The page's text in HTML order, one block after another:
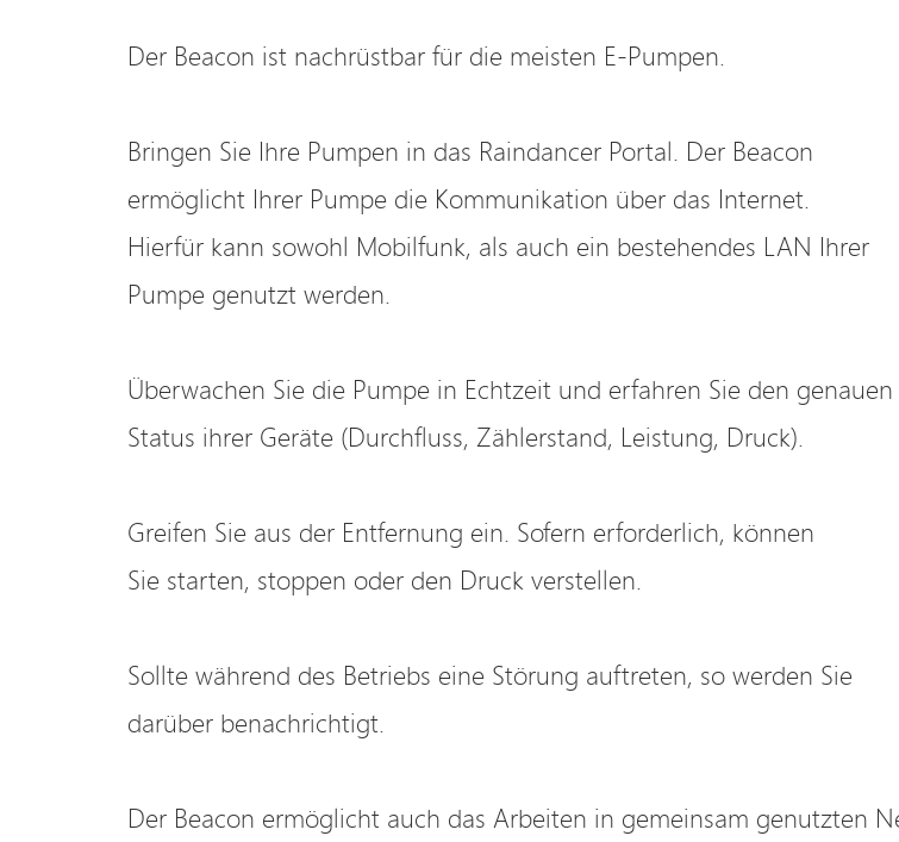
Der Beacon ist nachrüstbar für die meisten E-Pumpen.
Bringen Sie Ihre Pumpen in das Raindancer Portal. Der Beacon
ermöglicht Ihrer Pumpe die Kommunikation über das Internet.
Hierfür kann sowohl Mobilfunk, als auch ein bestehendes LAN Ihrer
Pumpe genutzt werden.
Überwachen Sie die Pumpe in Echtzeit und erfahren Sie den genauen
Status ihrer Geräte (Durchfluss, Zählerstand, Leistung, Druck).
Greifen Sie aus der Entfernung ein. ​​Sofern erforderlich, können
Sie starten, stoppen oder den Druck verstellen.
Sollte während des Betriebs eine Störung auftreten, so werden Sie
darüber benachrichtigt.
Der Beacon ermöglicht auch das Arbeiten in gemeinsam genutzten